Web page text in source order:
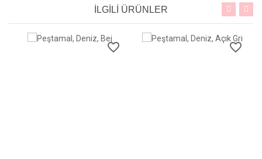
İLGİLİ ÜRÜNLER